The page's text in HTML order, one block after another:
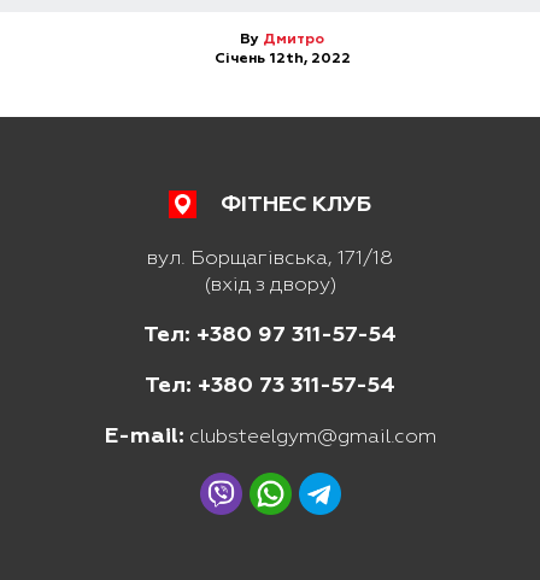
By Дмитро
Січень 12th, 2022
ФІТНЕС КЛУБ
вул. Борщагівська, 171/18
(вхід з двору)
Тел: +380 97 311-57-54
Тел: +380 73 311-57-54
E-mail: clubsteelgym@gmail.com